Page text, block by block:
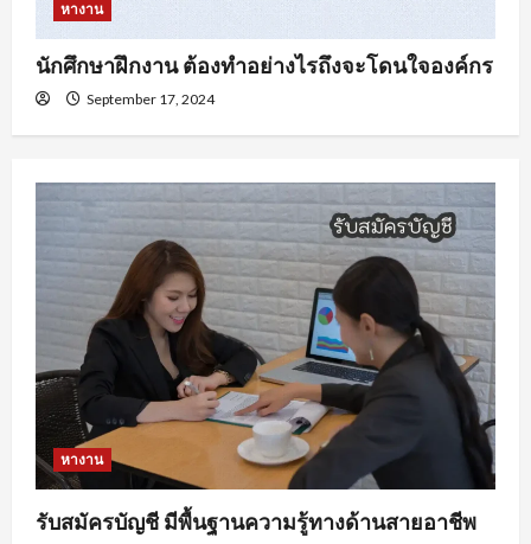
หางาน
นักศึกษาฝึกงาน ต้องทำอย่างไรถึงจะโดนใจองค์กร
September 17, 2024
หางาน
รับสมัครบัญชี มีพื้นฐานความรู้ทางด้านสายอาชีพ